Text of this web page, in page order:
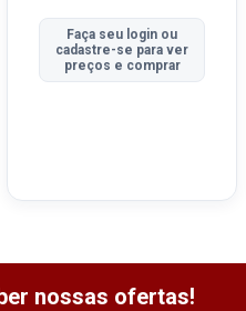
Faça seu login ou
cadastre-se para ver
preços e comprar
nossas ofertas!